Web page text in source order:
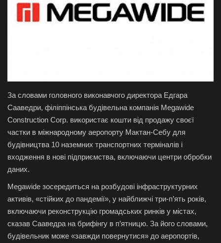
Галерея
Технології
Спорт
Авто
Відео
Мова
English Ukraine
За словами головного виконавчого директора Едгара
Сааведри, філіппінська будівельна компанія Megawide
Construction Corp. використає кошти від продажу своєї
частки в міжнародному аеропорту Мактан-Себу для
будівництва 10 наземних транспортних терміналів і
входження в нові підприємства, включаючи центри обробки
даних.
Megawide зосередиться на розбудові інфраструктурних
активів, «стійких до пандемії», у найближчі три-п’ять років,
включаючи реконструкцію громадських ринків у містах,
сказав Сааведра на брифінгу в п’ятницю. За його словами,
будівельник може «завжди повернутися» до аеропортів,